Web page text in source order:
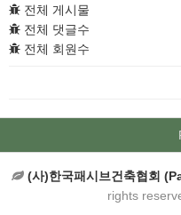
전체 게시물
전체 댓글수
전체 회원수
(사)한국패시브건축협회
rights